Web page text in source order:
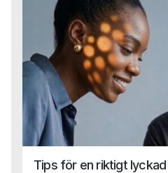
Tips för en riktigt